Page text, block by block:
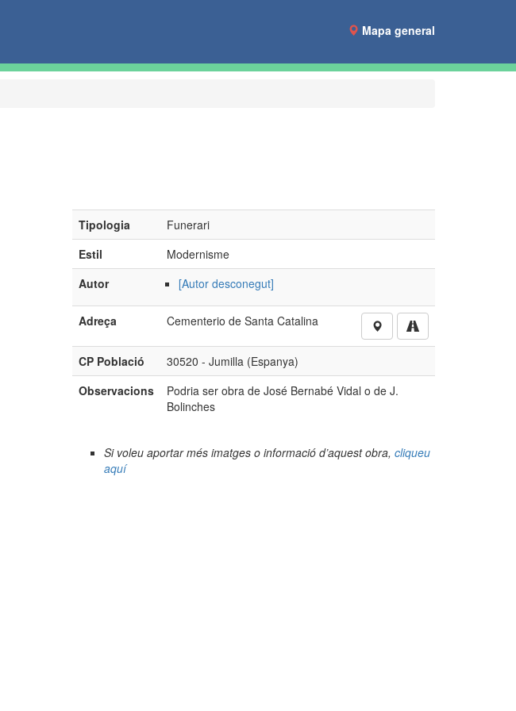
Mapa general
Tipologia
Funerari
Estil
Modernisme
Autor
[Autor desconegut]
Adreça Cementerio de Santa Catalina
CP Població
30520 - Jumilla (Espanya)
Observacions
Podria ser obra de José Bernabé Vidal o de J.
Bolinches
Si voleu aportar més imatges o informació d’aquest obra, cliqueu
aquí